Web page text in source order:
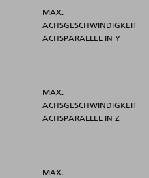
MAX.
ACHSGESCHWINDIGKEIT
ACHSPARALLEL IN Y
MAX.
ACHSGESCHWINDIGKEIT
ACHSPARALLEL IN Z
MAX.